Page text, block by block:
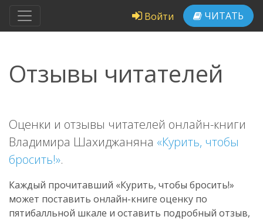
Войти ЧИТАТЬ
Отзывы читателей
Оценки и отзывы читателей онлайн-книги
Владимира Шахиджаняна «Курить, чтобы
бросить!».
Каждый прочитавший «Курить, чтобы бросить!»
может поставить онлайн-книге оценку по
пятибалльной шкале и оставить подробный отзыв,